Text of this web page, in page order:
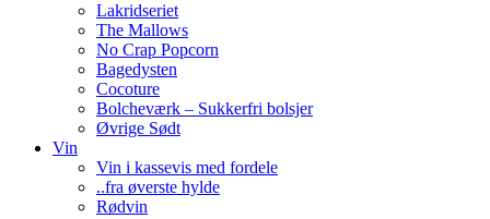
Lakridseriet
The Mallows
No Crap Popcorn
Bagedysten
Cocoture
Bolcheværk – Sukkerfri bolsjer
Øvrige Sødt
Vin
Vin i kassevis med fordele
..fra øverste hylde
Rødvin